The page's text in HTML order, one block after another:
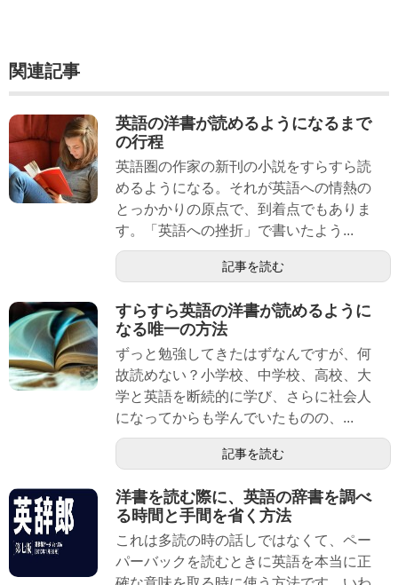
関連記事
英語の洋書が読めるようになるまで
の行程
英語圏の作家の新刊の小説をすらすら読
めるようになる。それが英語への情熱の
とっかかりの原点で、到着点でもありま
す。「英語への挫折」で書いたよう...
記事を読む
すらすら英語の洋書が読めるように
なる唯一の方法
ずっと勉強してきたはずなんですが、何
故読めない？小学校、中学校、高校、大
学と英語を断続的に学び、さらに社会人
になってからも学んでいたものの、...
記事を読む
洋書を読む際に、英語の辞書を調べ
る時間と手間を省く方法
これは多読の時の話しではなくて、ペー
パーバックを読むときに英語を本当に正